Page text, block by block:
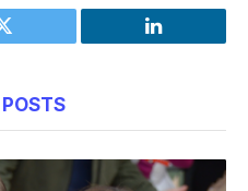
Twitter LinkedIn
POSTS